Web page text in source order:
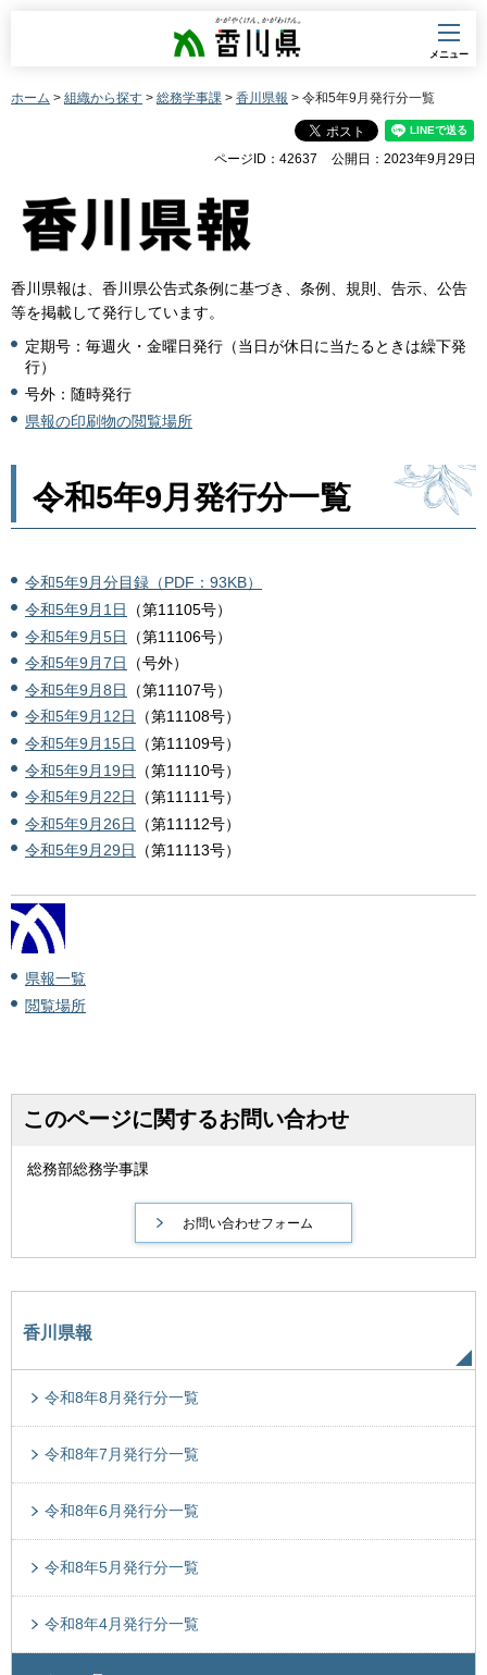
香川県
メニュー
ホーム > 組織から探す > 総務学事課 > 香川県報 > 令和5年9月発行分一覧
ページID：42637 公開日：2023年9月29日
香川県報は、香川県公告式条例に基づき、条例、規則、告示、公告
等を掲載して発行しています。
定期号：毎週火・金曜日発行（当日が休日に当たるときは繰下発
行）
号外：随時発行
県報の印刷物の閲覧場所
令和5年9月発行分一覧
令和5年9月分目録（PDF：93KB）
令和5年9月1日
（第11105号）
令和5年9月5日
（第11106号）
令和5年9月7日
（号外）
令和5年9月8日
（第11107号）
令和5年9月12日
（第11108号）
令和5年9月15日
（第11109号）
令和5年9月19日
（第11110号）
令和5年9月22日
（第11111号）
令和5年9月26日
（第11112号）
令和5年9月29日
（第11113号）
県報一覧
閲覧場所
このページに関するお問い合わせ
総務部総務学事課
香川県報
令和8年8月発行分一覧
令和8年7月発行分一覧
令和8年6月発行分一覧
令和8年5月発行分一覧
令和8年4月発行分一覧